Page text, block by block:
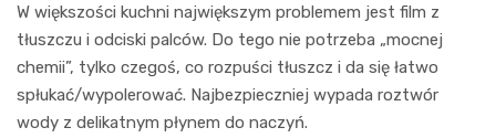
W większości kuchni największym problemem jest film z
tłuszczu i odciski palców. Do tego nie potrzeba „mocnej
chemii”, tylko czegoś, co rozpuści tłuszcz i da się łatwo
spłukać/wypolerować. Najbezpieczniej wypada roztwór
wody z delikatnym płynem do naczyń.